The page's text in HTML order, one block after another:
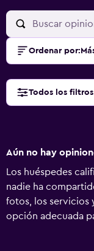
Ordenar por:
Todos los filtros
Aún no hay
Los huéspedes
nadie ha
fotos, los servicios
opción adecuada